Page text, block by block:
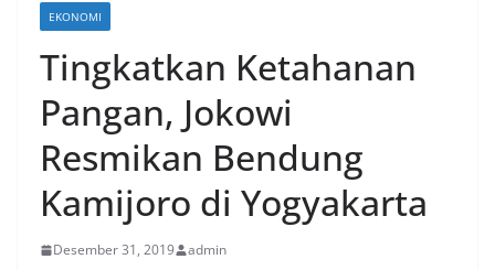
EKONOMI
Tingkatkan Ketahanan
Pangan, Jokowi
Resmikan Bendung
Kamijoro di Yogyakarta
Desember 31, 2019 admin